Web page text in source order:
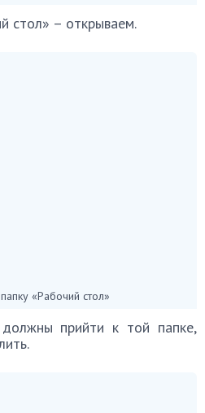
стол» – открываем.
«Рабочий стол»
прийти к той папке,